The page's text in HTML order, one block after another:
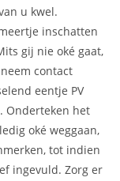
u kwel.
inschatten
gij nie oké gaat,
contact
eentje PV
Onderteken het
oké weggaan,
tot indien
ingevuld. Zorg er